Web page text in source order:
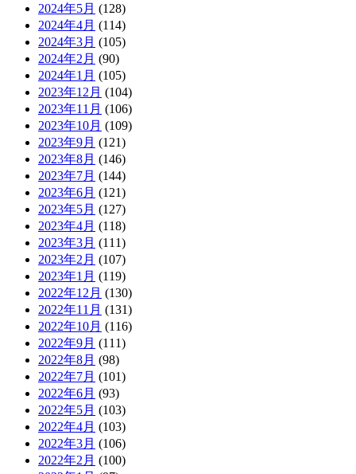
2024年5月 (128)
2024年4月 (114)
2024年3月 (105)
2024年2月 (90)
2024年1月 (105)
2023年12月 (104)
2023年11月 (106)
2023年10月 (109)
2023年9月 (121)
2023年8月 (146)
2023年7月 (144)
2023年6月 (121)
2023年5月 (127)
2023年4月 (118)
2023年3月 (111)
2023年2月 (107)
2023年1月 (119)
2022年12月 (130)
2022年11月 (131)
2022年10月 (116)
2022年9月 (111)
2022年8月 (98)
2022年7月 (101)
2022年6月 (93)
2022年5月 (103)
2022年4月 (103)
2022年3月 (106)
2022年2月 (100)